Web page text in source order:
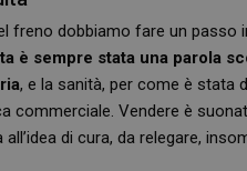
freno dobbiamo fare un
è sempre stata una parola
, e la sanità, per come è stata
commerciale. Vendere è
di cura, da relegare,